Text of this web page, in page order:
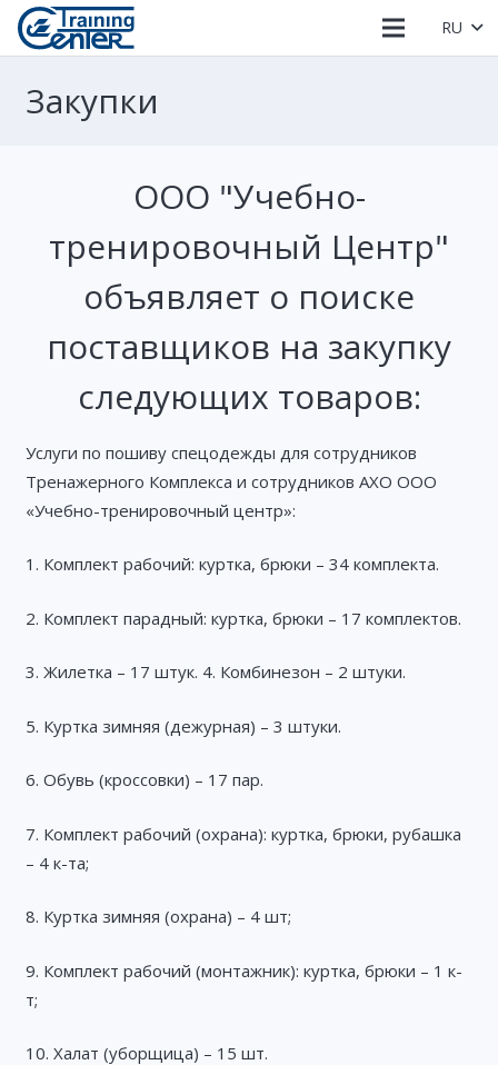
RU
Закупки
ООО "Учебно-
тренировочный Центр"
объявляет о поиске
поставщиков на закупку
следующих товаров:
Услуги по пошиву спецодежды для сотрудников
Тренажерного Комплекса и сотрудников АХО ООО
«Учебно-тренировочный центр»:
1. Комплект рабочий: куртка, брюки – 34 комплекта.
2. Комплект парадный: куртка, брюки – 17 комплектов.
3. Жилетка – 17 штук. 4. Комбинезон – 2 штуки.
5. Куртка зимняя (дежурная) – 3 штуки.
6. Обувь (кроссовки) – 17 пар.
7. Комплект рабочий (охрана): куртка, брюки, рубашка
– 4 к-та;
8. Куртка зимняя (охрана) – 4 шт;
9. Комплект рабочий (монтажник): куртка, брюки – 1 к-
т;
10. Халат (уборщица) – 15 шт.